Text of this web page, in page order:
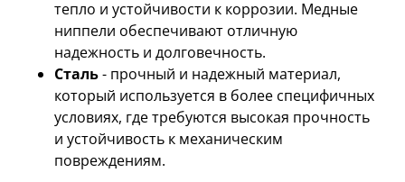
тепло и устойчивости к коррозии. Медные
ниппели обеспечивают отличную
надежность и долговечность.
Сталь- прочный и надежный материал,
который используется в более специфичных
условиях, где требуются высокая прочность
и устойчивость к механическим
повреждениям.